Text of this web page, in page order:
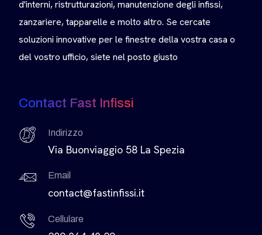
d'interni, ristrutturazioni, manutenzione degli infissi,
zanzariere, tapparelle e molto altro. Se cercate
soluzioni innovative per le finestre della vostra casa o
del vostro ufficio, siete nel posto giusto
Contact Fast Infissi
Indirizzo
Via Buonviaggio 58 La Spezia
Email
contact@fastinfissi.it
Cellulare